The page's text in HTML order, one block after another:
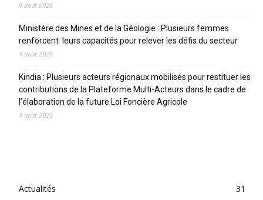
4 août 2026
Ministère des Mines et de la Géologie : Plusieurs femmes
renforcent leurs capacités pour relever les défis du secteur
4 août 2026
Kindia : Plusieurs acteurs régionaux mobilisés pour restituer les
contributions de la Plateforme Multi-Acteurs dans le cadre de
l’élaboration de la future Loi Foncière Agricole
4 août 2026
Actualités
31